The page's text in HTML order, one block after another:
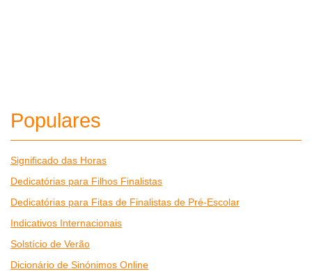
Populares
Significado das Horas
Dedicatórias para Filhos Finalistas
Dedicatórias para Fitas de Finalistas de Pré-Escolar
Indicativos Internacionais
Solstício de Verão
Dicionário de Sinónimos Online